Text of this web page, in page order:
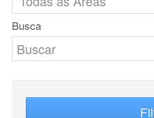
Busca